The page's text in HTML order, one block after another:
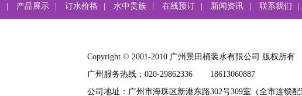
产品展示 订水价格 水中贵族 在线预订 新闻资讯 联系我们
Copyright © 2001-2010 广州景田桶装水有限公司 版权所有
广州服务热线：020-29862336
18613060887
公司地址：广州市海珠区新港东路302号309室（全市连锁配